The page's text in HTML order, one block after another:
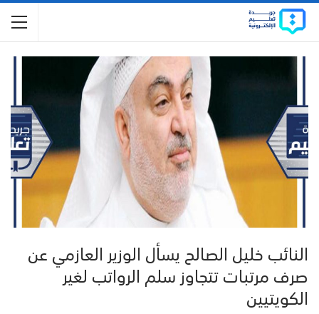
النائب خليل الصالح يسأل الوزير العازمي عن
صرف مرتبات تتجاوز سلم الرواتب لغير
الكويتيين